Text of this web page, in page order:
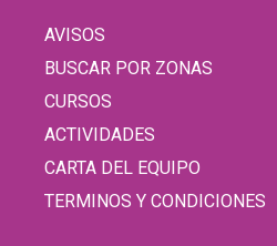
AVISOS
BUSCAR POR ZONAS
CURSOS
ACTIVIDADES
CARTA DEL EQUIPO
TERMINOS Y CONDICIONES